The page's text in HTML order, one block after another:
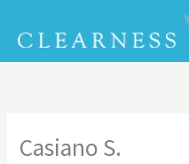
contenido
Casiano S.